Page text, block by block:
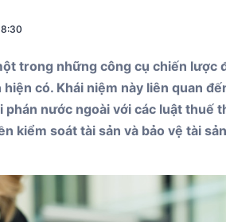
trong những công cụ chiến
hiện có. Khái niệm này liên quan
phán nước ngoài với các luật thuế
kiểm soát tài sản và bảo vệ tài